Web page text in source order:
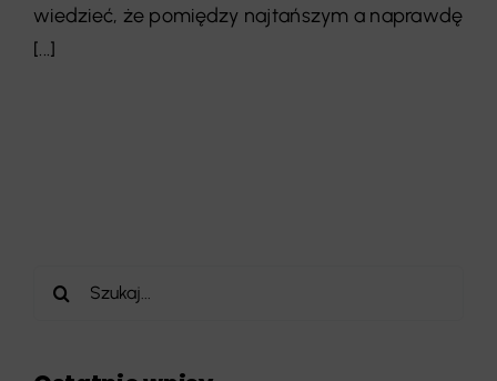
wiedzieć, że pomiędzy najtańszym a naprawdę
[...]
Szukaj